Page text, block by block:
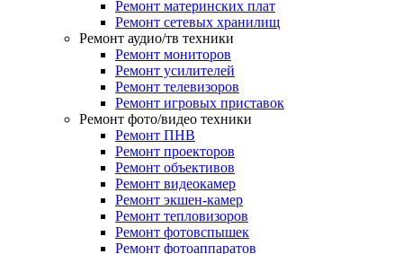
Ремонт материнских плат
Ремонт сетевых хранилищ
Ремонт аудио/тв техники
Ремонт мониторов
Ремонт усилителей
Ремонт телевизоров
Ремонт игровых приставок
Ремонт фото/видео техники
Ремонт ПНВ
Ремонт проекторов
Ремонт объективов
Ремонт видеокамер
Ремонт экшен-камер
Ремонт тепловизоров
Ремонт фотовспышек
Ремонт фотоаппаратов